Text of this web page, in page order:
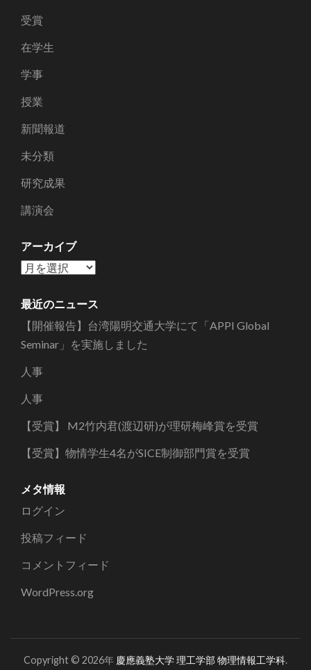
受賞
在学生
学事
授業
新聞報道
未分類
研究成果
講演会
アーカイブ
ア
カ
イ
ブ
最近のニュース
【開催報告】台湾陽明交通大学にて「APPI Global
Seminar」を実施しました
人事
人事
【受賞】 M2竹内君(渡辺研)が理研梅峰賞を受賞
【受賞】物情学生4名がSICE制御部門賞を受賞
メタ情報
ログイン
投稿フィード
コメントフィード
WordPress.org
Copyright © 2026年 慶應義塾大学 理工学部 物理情報工学科.